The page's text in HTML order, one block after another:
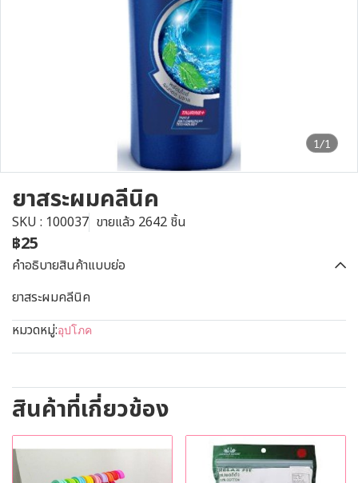
1/1
ยาสระผมคลีนิค
SKU : 100037 ขายแล้ว 2642 ชิ้น
฿25
คำอธิบายสินค้าแบบย่อ
ยาสระผมคลีนิค
หมวดหมู่:อุปโภค
สินค้าที่เกี่ยวข้อง